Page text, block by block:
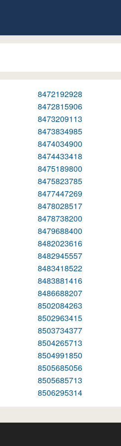
8472192928
8472815906
8473209113
8473834985
8474034900
8474433418
8475189800
8475823785
8477447269
8478028517
8478738200
8479688400
8482023616
8482945557
8483418522
8483881416
8486688207
8502084263
8502963415
8503734377
8504265713
8504991850
8505685056
8505685713
8506295314